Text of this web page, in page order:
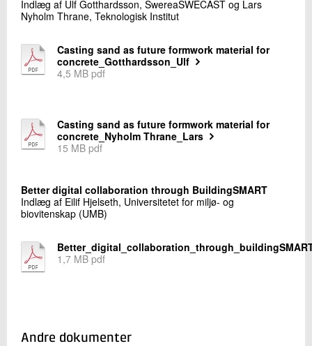
Indlæg af Ulf Gotthardsson, SwereaSWECAST og Lars
Nyholm Thrane, Teknologisk Institut
Casting sand as future formwork material for
concrete_Gotthardsson_Ulf
4,5 MB pdf
Casting sand as future formwork material for
concrete_Nyholm Thrane_Lars
15 MB pdf
Better digital collaboration through BuildingSMART
Indlæg af Eilif Hjelseth, Universitetet for miljø- og
biovitenskap (UMB)
1,7 MB pdf
Andre dokumenter